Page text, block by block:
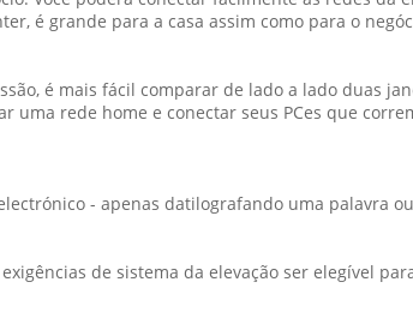
é grande para a casa assim como para o
é mais fácil comparar de lado a lado duas
rede home e conectar seus PCes que
- apenas datilografando uma palavra
de sistema da elevação ser elegível